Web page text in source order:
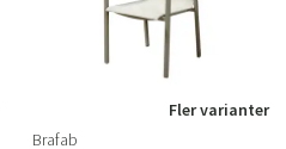
Fler varianter
Brafab